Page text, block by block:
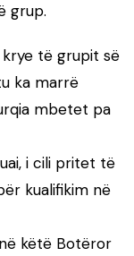
grup.
të grupit së
ka marrë
mbetet pa
i cili pritet të
kualifikim në
këtë Botëror